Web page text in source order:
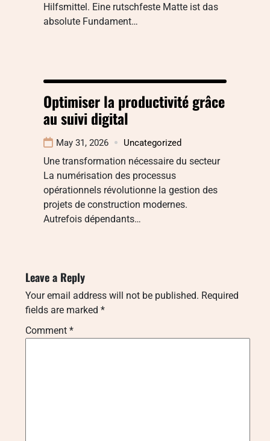
Hilfsmittel. Eine rutschfeste Matte ist das
absolute Fundament…
Optimiser la productivité grâce
au suivi digital
May 31, 2026 Uncategorized
Une transformation nécessaire du secteur
La numérisation des processus
opérationnels révolutionne la gestion des
projets de construction modernes.
Autrefois dépendants…
Leave a Reply
Your email address will not be published. Required
fields are marked *
Comment *